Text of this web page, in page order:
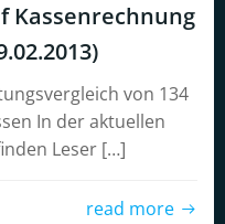
Kassenrechnung
von 134
In der aktuellen
Leser […]
read more